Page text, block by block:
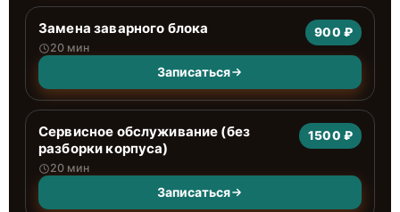
Замена заварного блока
20 мин
900 ₽
Записаться
Сервисное обслуживание (без
разборки корпуса)
20 мин
1500 ₽
Записаться